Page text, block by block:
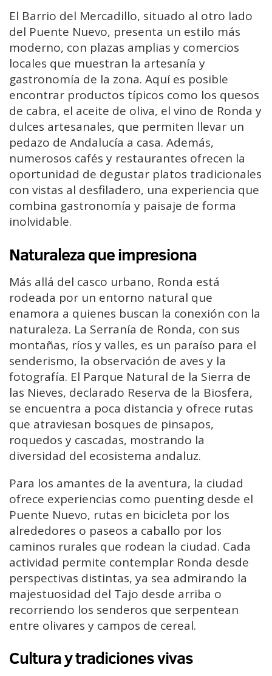
El Barrio del Mercadillo, situado al otro lado
del Puente Nuevo, presenta un estilo más
moderno, con plazas amplias y comercios
locales que muestran la artesanía y
gastronomía de la zona. Aquí es posible
encontrar productos típicos como los quesos
de cabra, el aceite de oliva, el vino de Ronda y
dulces artesanales, que permiten llevar un
pedazo de Andalucía a casa. Además,
numerosos cafés y restaurantes ofrecen la
oportunidad de degustar platos tradicionales
con vistas al desfiladero, una experiencia que
combina gastronomía y paisaje de forma
inolvidable.
Naturaleza que impresiona
Más allá del casco urbano, Ronda está
rodeada por un entorno natural que
enamora a quienes buscan la conexión con la
naturaleza. La Serranía de Ronda, con sus
montañas, ríos y valles, es un paraíso para el
senderismo, la observación de aves y la
fotografía. El Parque Natural de la Sierra de
las Nieves, declarado Reserva de la Biosfera,
se encuentra a poca distancia y ofrece rutas
que atraviesan bosques de pinsapos,
roquedos y cascadas, mostrando la
diversidad del ecosistema andaluz.
Para los amantes de la aventura, la ciudad
ofrece experiencias como puenting desde el
Puente Nuevo, rutas en bicicleta por los
alrededores o paseos a caballo por los
caminos rurales que rodean la ciudad. Cada
actividad permite contemplar Ronda desde
perspectivas distintas, ya sea admirando la
majestuosidad del Tajo desde arriba o
recorriendo los senderos que serpentean
entre olivares y campos de cereal.
Cultura y tradiciones vivas